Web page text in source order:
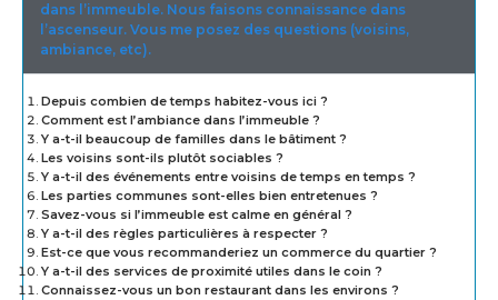
dans l’immeuble. Nous faisons connaissance dans
l’ascenseur. Vous me posez des questions (voisins,
ambiance, etc).
Depuis combien de temps habitez-vous ici ?
Comment est l’ambiance dans l’immeuble ?
Y a-t-il beaucoup de familles dans le bâtiment ?
Les voisins sont-ils plutôt sociables ?
Y a-t-il des événements entre voisins de temps en temps ?
Les parties communes sont-elles bien entretenues ?
Savez-vous si l’immeuble est calme en général ?
Y a-t-il des règles particulières à respecter ?
Est-ce que vous recommanderiez un commerce du quartier ?
Y a-t-il des services de proximité utiles dans le coin ?
Connaissez-vous un bon restaurant dans les environs ?